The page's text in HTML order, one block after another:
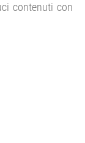
contenuti con